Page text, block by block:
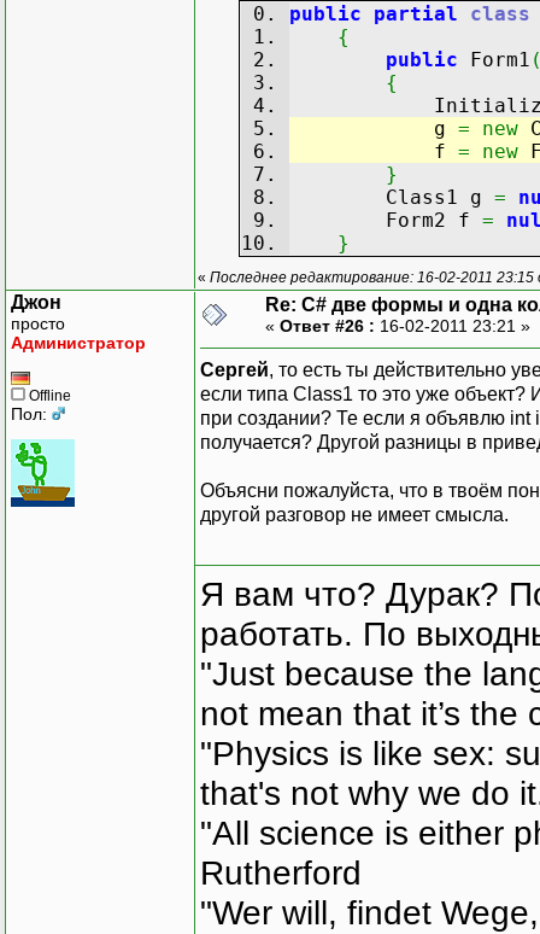
public partial class
{
public Form1
{
g = new
f = new
}
Class1 g =
Form2 f =
}
« Последнее редактирование: 16-02-2011
Джон
просто
Администратор
Offline
Пол:
Re: C# две формы и одна
« Ответ #26 : 16-02-2011 23:21 »
Сергей, то есть ты действительно
если типа Class1 то это уже
при создании? Те если я объявлю int
получается? Другой разницы в
Объясни пожалуйста, что в твоём
другой разговор не имеет смысла.
Я вам что? Дурак?
работать. По
"Just because the
not mean that it’s the
"Physics is like sex:
that's not why we do
"All science is either
Rutherford
"Wer will, findet